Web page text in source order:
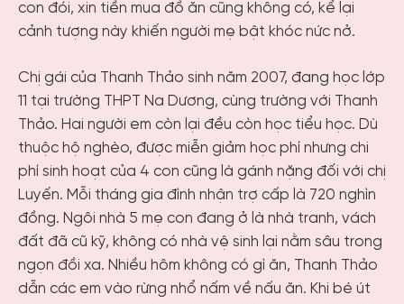
con đói, xin tiền mua đồ ăn cũng không có, kể lại
cảnh tượng này khiến người mẹ bật khóc nức nở.
Chị gái của Thanh Thảo sinh năm 2007, đang học lớp
11 tại trường THPT Na Dương, cùng trường với Thanh
Thảo. Hai người em còn lại đều còn học tiểu học. Dù
thuộc hộ nghèo, được miễn giảm học phí nhưng chi
phí sinh hoạt của 4 con cũng là gánh nặng đối với chị
Luyến. Mỗi tháng gia đình nhận trợ cấp là 720 nghìn
đồng. Ngôi nhà 5 mẹ con đang ở là nhà tranh, vách
đất đã cũ kỹ, không có nhà vệ sinh lại nằm sâu trong
ngọn đồi xa. Nhiều hôm không có gì ăn, Thanh Thảo
dẫn các em vào rừng nhổ nấm về nấu ăn. Khi bé út